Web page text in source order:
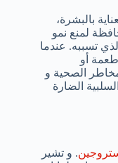
بالبشرة،
لمنع نمو
تسببه. عندما
أو
الصحية و
الضارة
. و تشير